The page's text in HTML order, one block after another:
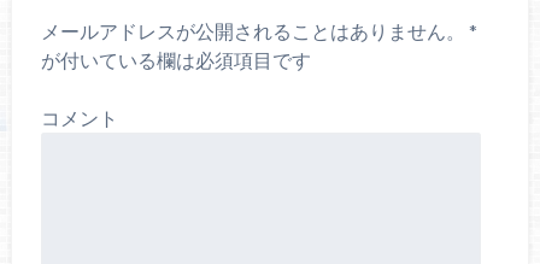
メールアドレスが公開されることはありません。
*
が付いている欄は必須項目です
コメント